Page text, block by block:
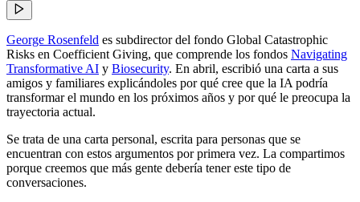
George Rosenfeld es subdirector del fondo Global Catastrophic
Risks en Coefficient Giving, que comprende los fondos Navigating
Transformative AI y Biosecurity. En abril, escribió una carta a sus
amigos y familiares explicándoles por qué cree que la IA podría
transformar el mundo en los próximos años y por qué le preocupa la
trayectoria actual.
Se trata de una carta personal, escrita para personas que se
encuentran con estos argumentos por primera vez. La compartimos
porque creemos que más gente debería tener este tipo de
conversaciones.